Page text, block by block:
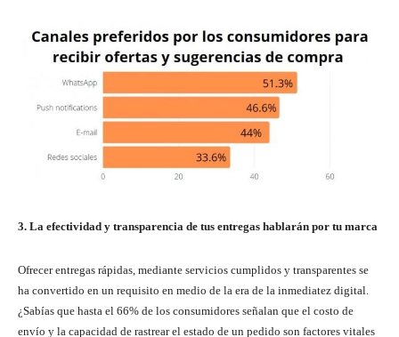
3. La efectividad y transparencia de tus entregas hablarán por tu marca
Ofrecer entregas rápidas, mediante servicios cumplidos y transparentes se
ha convertido en un requisito en medio de la era de la inmediatez digital.
¿Sabías que hasta el 66% de los consumidores señalan que el costo de
envío y la capacidad de rastrear el estado de un pedido son factores vitales